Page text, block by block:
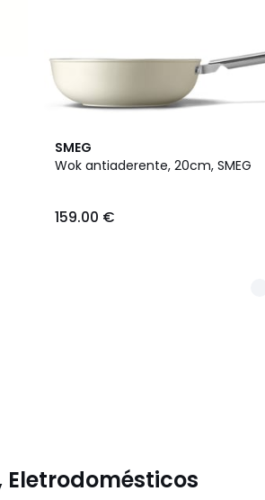
SMEG
Wok antiaderente, 20cm, SMEG
159.00 €
2
Cores
Eletrodomésticos